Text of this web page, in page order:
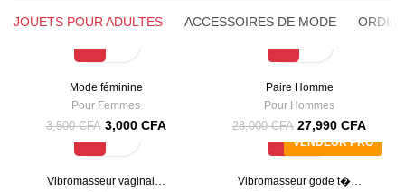
JOUETS POUR ADULTES ACCESSOIRES DE MODE
Mode féminine
Pour Femmes
3,500CFA 3,000 CFA
Paire Homme
Pour Hommes
28,000CFA 27,990 CFA
Vibromasseur vaginal…
VENDEUR PRO
Vibromasseur gode t�…